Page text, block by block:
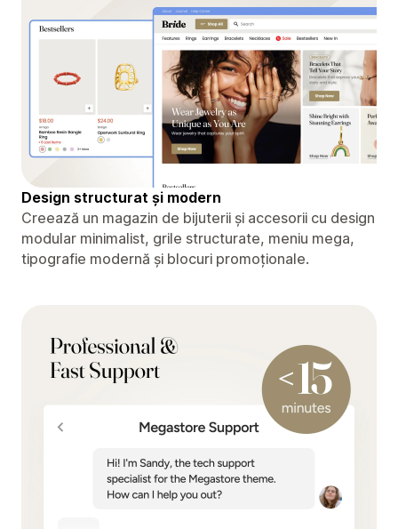
Design structurat și modern
Creează un magazin de bijuterii și accesorii cu design
modular minimalist, grile structurate, meniu mega,
tipografie modernă și blocuri promoționale.